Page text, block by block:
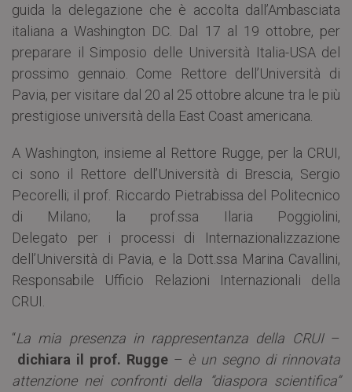
guida la delegazione che è accolta dall’Ambasciata
italiana a Washington DC. Dal 17 al 19 ottobre, per
preparare il Simposio delle Università Italia-USA del
prossimo gennaio. Come Rettore dell’Università di
Pavia, per visitare dal 20 al 25 ottobre alcune tra le più
prestigiose università della East Coast americana.
A Washington, insieme al Rettore Rugge, per la CRUI,
ci sono il Rettore dell’Università di Brescia, Sergio
Pecorelli; il prof. Riccardo Pietrabissa del Politecnico
di Milano; la prof.ssa Ilaria Poggiolini,
Delegato per i processi di Internazionalizzazione
dell’Università di Pavia, e la Dott.ssa Marina Cavallini,
Responsabile Ufficio Relazioni Internazionali della
CRUI.
“La mia presenza in rappresentanza della CRUI –
dichiara il prof. Rugge– è un segno di rinnovata
attenzione nei confronti della “diaspora scientifica”